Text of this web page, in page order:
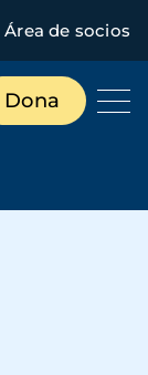
Área de socios
Dona